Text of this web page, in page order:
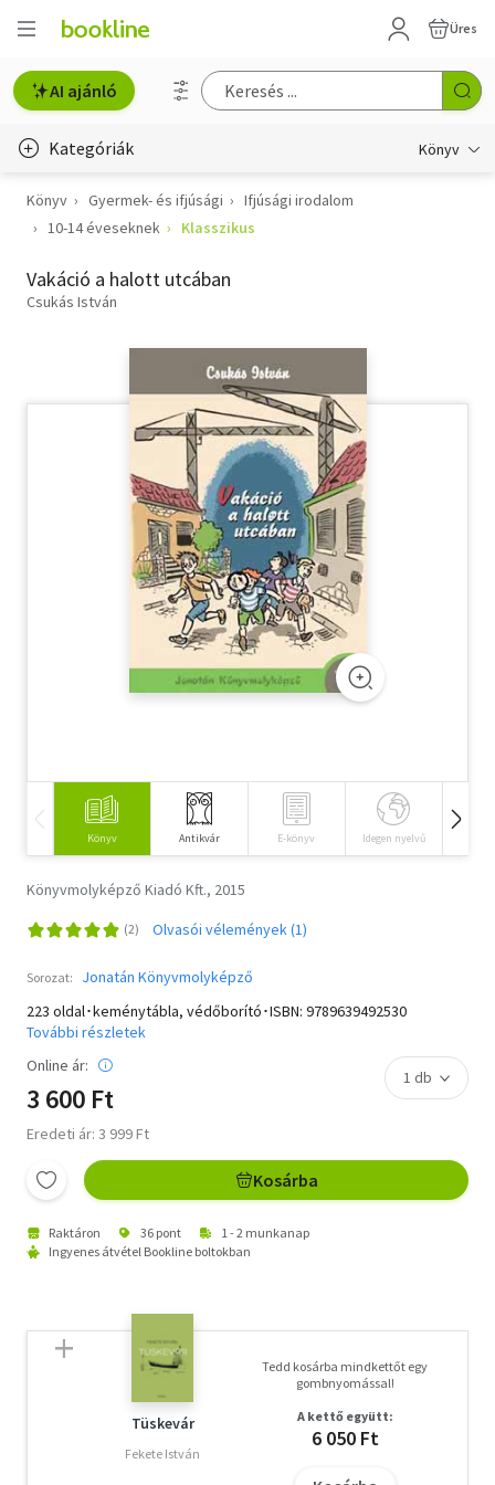
Üres
AI ajánló
Kategóriák Könyv
Életmód, egészség
Gyermek- és ifjúsági
Hobbi, szabadidő
Szótár, nyelvkönyv
Tankönyv, segédkönyv
Társadalomtudomány
Természettudomány
Könyv Gyermek- és ifjúsági
Ifjúsági irodalom
10-14 éveseknek
Klasszikus
Vakáció a halott utcában
Csukás István
Könyv Antikvár E-könyv Idegen nyelvű
Könyvmolyképző Kiadó Kft., 2015
Olvasói vélemények (1)
Sorozat:
Jonatán Könyvmolyképző
223 oldal･keménytábla, védőborító･ISBN: 9789639492530
További részletek
Online ár:
3 600 Ft
Eredeti ár: 3 999 Ft
Kosárba
Raktáron 36 pont
1 - 2 munkanap
Ingyenes átvétel Bookline boltokban
Tüskevár
Fekete István
Tedd kosárba mindkettőt egy
gombnyomással!
A kettő együtt:
6 050 Ft